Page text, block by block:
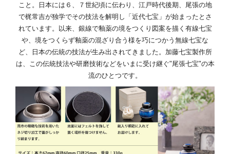
こと。日本には６、７世紀頃に伝わり、江戸時代後期、尾張の地
で梶常吉が独学でその技法を解明し「近代七宝」が始まったとさ
れています。以来、銀線で釉薬の境をつくり図案を描く有線七宝
や、境をつくらず釉薬の混ざり合う様を巧につかう無線七宝な
ど、日本の伝統の技法が生み出されてきました。加藤七宝製作所
は、この伝統技法や研磨技術などをいまに受け継ぐ"尾張七宝"の本
流のひとつです。